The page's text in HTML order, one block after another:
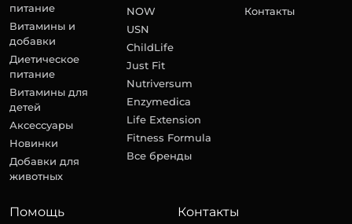
питание
Витамины и
добавки
Диетическое
питание
Витамины для
детей
Аксессуары
Новинки
Добавки для
животных
NOW
USN
ChildLife
Just Fit
Nutriversum
Enzymedica
Life Extension
Fitness Formula
Все бренды
Контакты
Помощь Контакты